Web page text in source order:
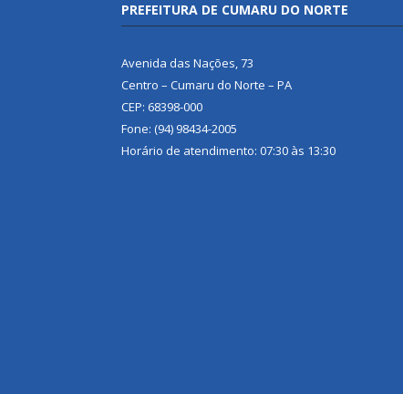
PREFEITURA DE CUMARU DO NORTE
Avenida das Nações, 73
Centro – Cumaru do Norte – PA
CEP: 68398-000
Fone: (94) 98434-2005
Horário de atendimento: 07:30 às 13:30